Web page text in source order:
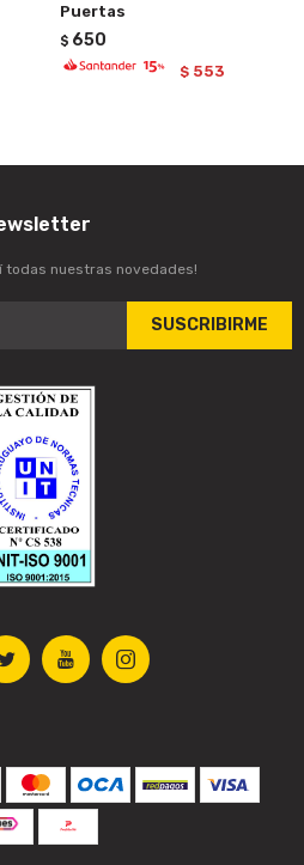
Puertas
$ 650
$ 553
 
todas nuestras novedades!
SUSCRIBIRME